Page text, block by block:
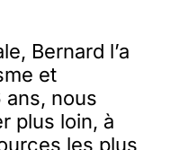
Bernard l’a
et
nous
plus loin, à
les plus